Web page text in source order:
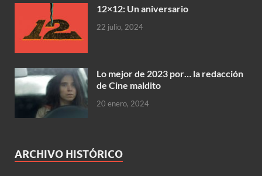
12×12: Un aniversario
22 julio, 2024
Lo mejor de 2023 por… la redacción
de Cine maldito
20 enero, 2024
ARCHIVO HISTÓRICO